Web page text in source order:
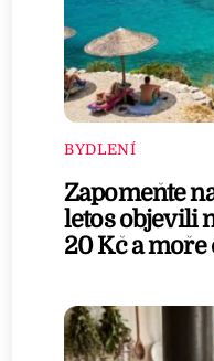
BYDLENÍ
Zapomeňte
letos objevili
20 Kč a moře